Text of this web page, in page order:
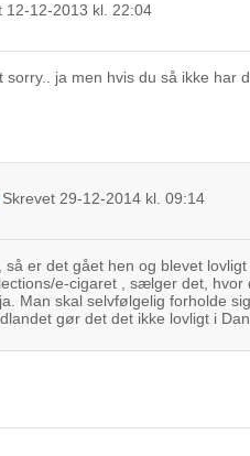
12-12-2013 kl. 22:04
sorry.. ja men hvis du så ikke har
Skrevet 29-12-2014kl. 09:14
er det gået hen og blevet
e-cigaret , sælger det, hvor
Man skal selvfølgelig forholde
gør det det ikke lovligt i